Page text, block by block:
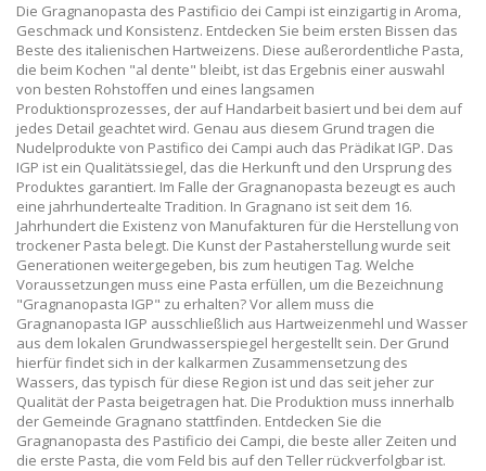
Die Gragnanopasta des Pastificio dei Campi ist einzigartig in Aroma,
Geschmack und Konsistenz. Entdecken Sie beim ersten Bissen das
Beste des italienischen Hartweizens. Diese außerordentliche Pasta,
die beim Kochen "al dente" bleibt, ist das Ergebnis einer auswahl
von besten Rohstoffen und eines langsamen
Produktionsprozesses, der auf Handarbeit basiert und bei dem auf
jedes Detail geachtet wird. Genau aus diesem Grund tragen die
Nudelprodukte von Pastifico dei Campi auch das Prädikat IGP. Das
IGP ist ein Qualitätssiegel, das die Herkunft und den Ursprung des
Produktes garantiert. Im Falle der Gragnanopasta bezeugt es auch
eine jahrhundertealte Tradition. In Gragnano ist seit dem 16.
Jahrhundert die Existenz von Manufakturen für die Herstellung von
trockener Pasta belegt. Die Kunst der Pastaherstellung wurde seit
Generationen weitergegeben, bis zum heutigen Tag. Welche
Voraussetzungen muss eine Pasta erfüllen, um die Bezeichnung
"Gragnanopasta IGP" zu erhalten? Vor allem muss die
Gragnanopasta IGP ausschließlich aus Hartweizenmehl und Wasser
aus dem lokalen Grundwasserspiegel hergestellt sein. Der Grund
hierfür findet sich in der kalkarmen Zusammensetzung des
Wassers, das typisch für diese Region ist und das seit jeher zur
Qualität der Pasta beigetragen hat. Die Produktion muss innerhalb
der Gemeinde Gragnano stattfinden. Entdecken Sie die
Gragnanopasta des Pastificio dei Campi, die beste aller Zeiten und
die erste Pasta, die vom Feld bis auf den Teller rückverfolgbar ist.